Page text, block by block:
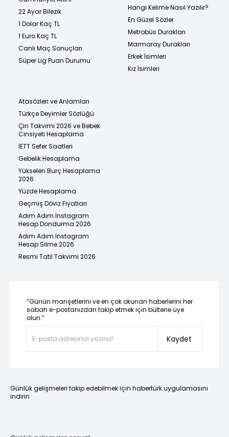
22 Ayar Bilezik
1 Dolar Kaç TL
1 Euro Kaç TL
Canlı Maç Sonuçları
Süper Lig Puan Durumu
Hangi Kelime Nasıl Yazılır?
En Güzel Sözler
Metrobüs Durakları
Marmaray Durakları
Erkek İsimleri
Kız İsimleri
Atasözleri ve Anlamları
Türkçe Deyimler Sözlüğü
Çin Takvimi 2026 ve Bebek
Cinsiyeti Hesaplama
İETT Sefer Saatleri
Gebelik Hesaplama
Yükselen Burç Hesaplama
2026
Yüzde Hesaplama
Geçmiş Döviz Fiyatları
Adım Adım Instagram
Hesap Dondurma 2026
Adım Adım Instagram
Hesap Silme 2026
Resmi Tatil Takvimi 2026
“Günün manşetlerini ve en çok okunan haberlerini her
sabah e-postanızdan takip etmek için bültene üye
olun.”
Kaydet
Günlük gelişmeleri takip edebilmek için habertürk uygulamasını
indirin